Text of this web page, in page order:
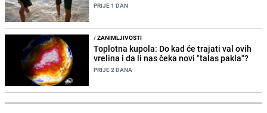
PRIJE 1 DAN
/ZANIMLJIVOSTI
Toplotna kupola: Do kad će trajati val ovih
vrelina i da li nas čeka novi "talas pakla"?
PRIJE 2 DANA